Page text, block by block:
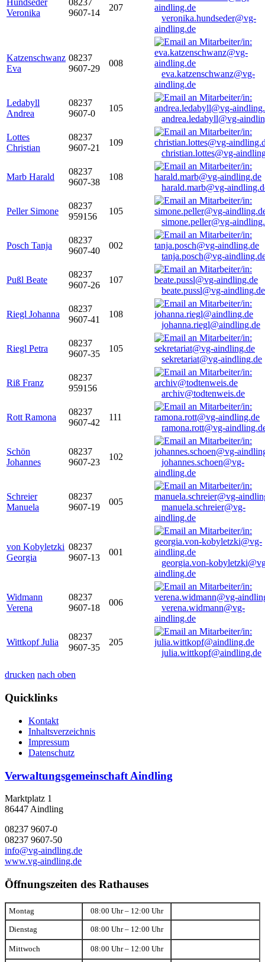
Hundseder
Veronika
08237
9607-14
207
veronika.hundseder@vg-
aindling.de
Katzenschwanz
Eva
08237
9607-29
008
eva.katzenschwanz@vg-
aindling.de
Ledabyll
Andrea
08237
9607-0
105
andrea.ledabyll@vg-
Lottes
Christian
08237
9607-21
109
christian.lottes@vg-
Marb Harald
08237
9607-38
108
harald.marb@vg-
Peller Simone
08237
959156
105
simone.peller@vg-
Posch Tanja
08237
9607-40
002
tanja.posch@vg-
Pußl Beate
08237
9607-26
107
beate.pussl@vg-aindling.de
Riegl Johanna
08237
9607-41
108
johanna.riegl@aindling.de
Riegl Petra
08237
9607-35
105
sekretariat@vg-aindling.de
Riß Franz
08237
959156
archiv@todtenweis.de
Rott Ramona
08237
9607-42
111
ramona.rott@vg-
Schön
Johannes
08237
9607-23
102
johannes.schoen@vg-
aindling.de
Schreier
Manuela
08237
9607-19
005
manuela.schreier@vg-
aindling.de
von Kobyletzki
Georgia
08237
9607-13
001
georgia.von-
aindling.de
Widmann
Verena
08237
9607-18
006
verena.widmann@vg-
aindling.de
Wittkopf Julia
08237
9607-35
205
julia.wittkopf@aindling.de
drucken nach oben
Quicklinks
Kontakt
Inhaltsverzeichnis
Impressum
Datenschutz
Verwaltungsgemeinschaft Aindling
Marktplatz 1
86447 Aindling
08237 9607-0
08237 9607-50
info@vg-aindling.de
www.vg-aindling.de
Öffnungszeiten des Rathauses
Montag 08:00 Uhr – 12:00 Uhr
Dienstag 08:00 Uhr – 12:00 Uhr
Mittwoch 08:00 Uhr – 12:00 Uhr